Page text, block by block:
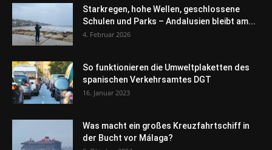
Starkregen, hohe Wellen, geschlossene
Schulen und Parks – Andalusien bleibt am...
4. Februar 2026
So funktionieren die Umweltplaketten des
spanischen Verkehrsamtes DGT
16. Januar 2023
Was macht ein großes Kreuzfahrtschiff in
der Bucht vor Málaga?